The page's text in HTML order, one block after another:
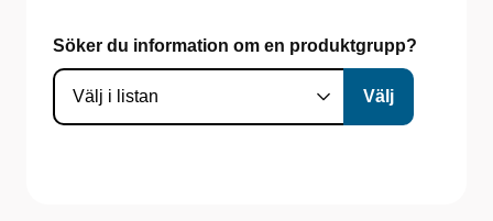
Söker du information om en produktgrupp?